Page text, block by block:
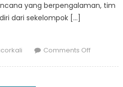
yang berpengalaman, tim
dari sekelompok […]
Comments Offon